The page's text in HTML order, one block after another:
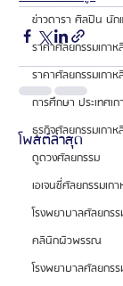
ข่าวดารา ศิลปิน นัก
ราคาศัลยกรรมเกาห
ราคาศัลยกรรมเกาห
การศึกษา ประเทศเก
ธุรกิจศัลยกรรมเกาห
ดูดวงศัลยกรรม
เอเจนซี่ศัลยกรรมเก
โรงพยาบาลศัลยกร
คลินิกผิวพรรณ
โรงพยาบาลศัลยกรร
โพสต์ล่าสุด